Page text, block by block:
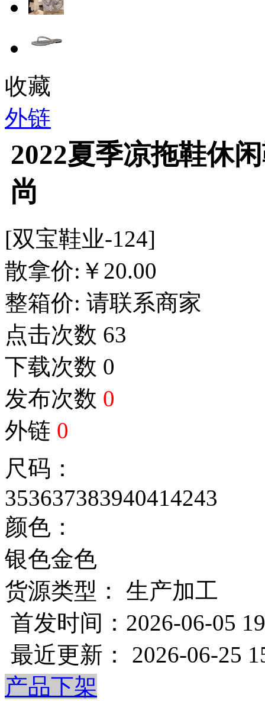
收藏
外链
2022夏季凉拖鞋休
尚
[双宝鞋业-124]
散拿价: ￥ 20.00
整箱价: 请联系商家
点击次数 63
下载次数 0
发布次数 0
外链 0
尺码：
353637383940414243
颜色：
银色金色
货源类型： 生产加工
首发时间：2026-06-05
最近更新： 2026-06-25
产品下架